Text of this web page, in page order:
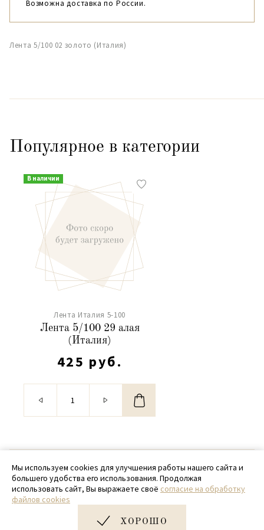
Возможна доставка по России.
Лента 5/100 02 золото (Италия)
Популярное в категории
В наличии
Лента Италия 5-100
Лента 5/100 29 алая
(Италия)
425 руб.
© 2020 - 2026 SamPack
+ 7 (918) 699-97-87
zakaz@sampack.store
Мы используем cookies для улучшения работы нашего сайта и
большего удобства его использования. Продолжая
использовать сайт, Вы выражаете своё согласие на обработку
файлов cookies
ХОРОШО